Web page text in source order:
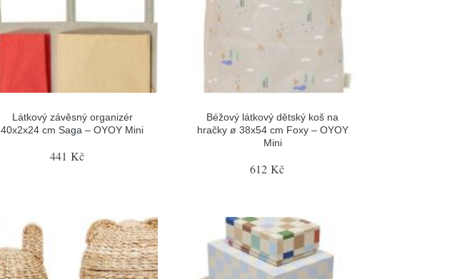
Látkový závěsný organizér
40x2x24 cm Saga – OYOY Mini
441 Kč
Béžový látkový dětský koš na
hračky ø 38x54 cm Foxy – OYOY
Mini
612 Kč